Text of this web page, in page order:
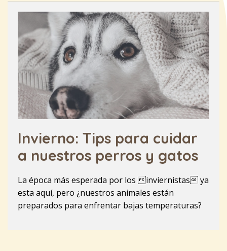
Invierno: Tips para cuidar
a nuestros perros y gatos
La época más esperada por los inviernistas ya
esta aquí, pero ¿nuestros animales están
preparados para enfrentar bajas temperaturas?